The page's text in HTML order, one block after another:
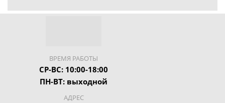
ВРЕМЯ РАБОТЫ
СР-ВС: 10:00-18:00
ПН-ВТ: выходной
АДРЕС